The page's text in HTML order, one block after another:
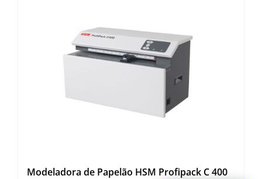
Modeladora de Papelão HSM Profipack C 400